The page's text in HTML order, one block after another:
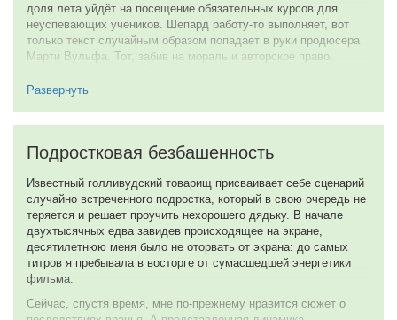
доля лета уйдёт на посещение обязательных курсов для
неуспевающих учеников. Шепард работу-то выполняет, вот
только текст случайным образом попадает в руки продюсера
Марти Вульфа. Тот, забив на мораль и авторское право,
Френки Муниз — личность, для 00-х настолько же
символическая, как Маколей Калкин — для 90-х. Кто-то
помнит его Малкольмом из «Центра внимания», для кого-то он
агент Коди Бэнкс из одноимённого адвэнчура, но, в любом
случае, в сознании зрителя за ним прочно закреплён образ
толкового паренька: не хулиган, но и не пай-мальчик, умник,
хоть и не мудрец, честный добряк и искатель приключений с
критическим взглядом на сущее.
В этом фильме Фрэнки исполняет роль персонажа, чей
архетип характеризуется как маленький человек. Он обычный
подросток, который попал в сложную ситуацию: делец отнял у
него средство спасения от санкций школьной системы, из-за
чего приходится незаслуженно страдать. И ведь, что самое
страшное, оправданиям Джейсона никто не верит: ни
Развернуть
Подростковая безбашенность
Известный голливудский товарищ присваивает себе сценарий
случайно встреченного подростка, который в свою очередь не
теряется и решает проучить нехорошего дядьку. В начале
двухтысячных едва завидев происходящее на экране,
десятилетнюю меня было не оторвать от экрана: до самых
титров я пребывала в восторге от сумасшедшей энергетики
фильма.
Сейчас, спустя время, мне по-прежнему нравится сюжет о